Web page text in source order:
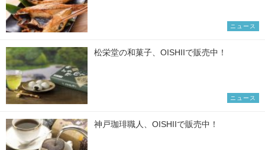
ニュース
松栄堂の和菓子、OISHIIで販売中！
ニュース
神戸珈琲職人、OISHIIで販売中！